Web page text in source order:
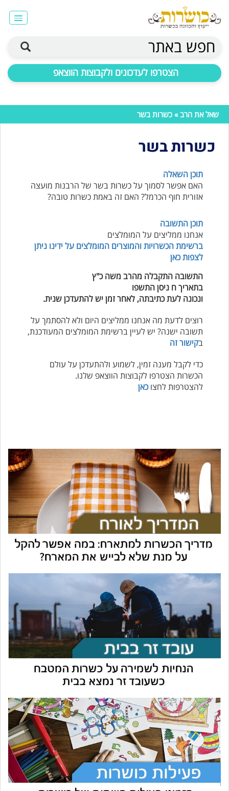
חפש באתר
הצטרפו לעדכונים ולקבוצות הווצאפ
שאל את הרב» כשרות בשר
כשרות בשר
תוכן השאלה
האם אפשר לסמוך על כשרות בשר של הרבנות מועצה
אזורית חוף הכרמל? האם זה באמת כשרות טובה?
תוכן התשובה
אנחנו ממליצים על המומלצים
ברשימת הכשרויות והמוצרים המומלצים על ידינו ניתן
לצפות כאן
התשובה התקבלה מהרב משה כ"ץ
בתאריך ח ניסן התשפו
ונכונה לעת כתיבתה, לאחר זמן יש להתעדכן שנית.
רוצים לדעת מה אנחנו ממליצים היום ולא להסתמך על
תשובה ישנה? יש לעיין ברשימת המומלצים המעודכנת,
בקישור זה
כדי לקבל מענה זמין, לשמוע ולהתעדכן על עולם
הכשרות הצטרפו לקבוצות הווצאפ שלנו.
להצטרפות לחצוכאן